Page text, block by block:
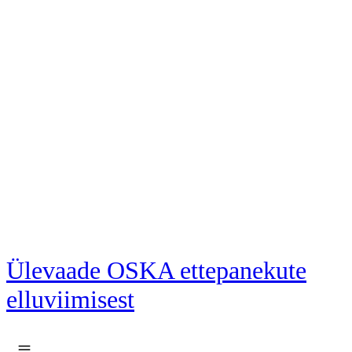
Ülevaade OSKA ettepanekute
elluviimisest